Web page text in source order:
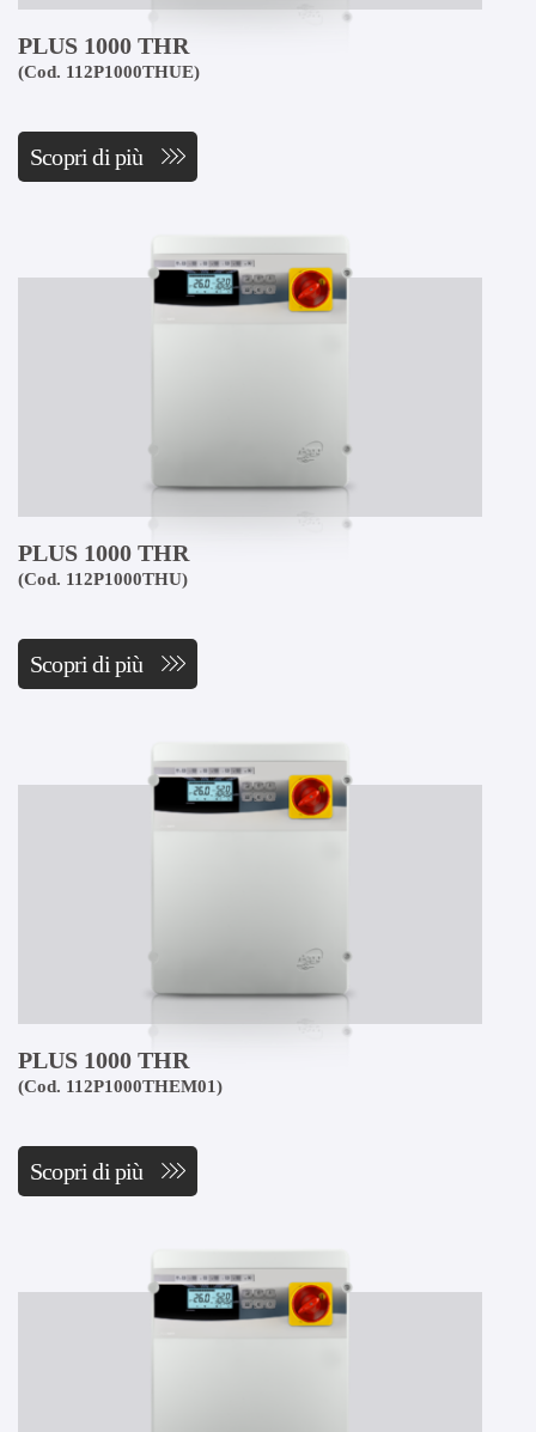
PLUS 1000 THR
(Cod. 112P1000THUE)
Scopri di più
PLUS 1000 THR
(Cod. 112P1000THU)
Scopri di più
PLUS 1000 THR
(Cod. 112P1000THEM01)
Scopri di più